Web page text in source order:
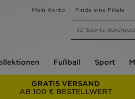
Mein Konto Finde eine Filiale
Fußball Sport
GRATIS VERSAND
AB 100 € BESTELLWERT